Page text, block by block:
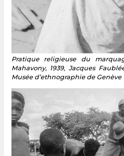
Pratique religieuse du
Mahavony, 1939, Jacques
Musée d’ethnographie de Genève